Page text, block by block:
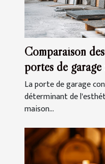
Comparaison
portes de garage
inconvénients
La porte de garage
déterminant de
maison...